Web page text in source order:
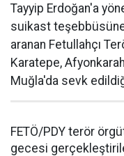
Tayyip Erdoğan'a
suikast teşebbüsüne
aranan Fetullahçı
Karatepe,
Muğla'da sevk
FETÖ/PDY terör
gecesi